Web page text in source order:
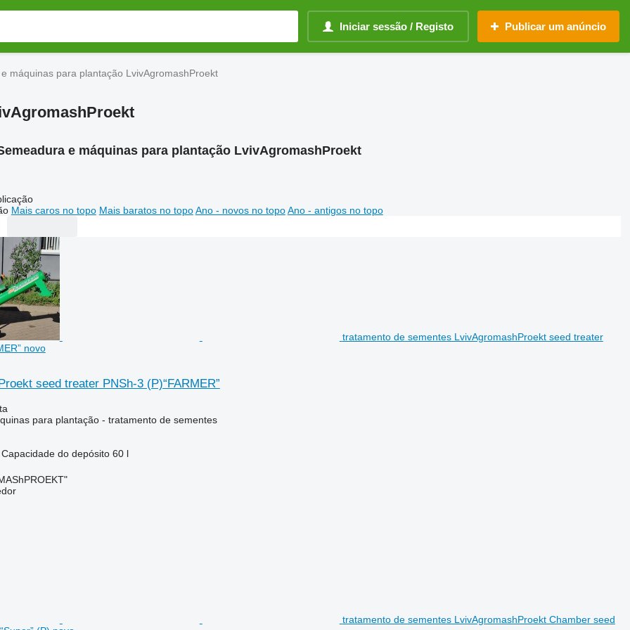
Iniciar sessão / Registo Publicar um anúncio
máquinas para plantação LvivAgromashProekt
e máquinas para plantação LvivAgromashProekt
Mais caros no topo Mais baratos no topo Ano - novos no topo Ano - antigos no topo
tratamento de sementes LvivAgromashProekt seed treater
novo
seed treater PNSh-3 (P)“FARMER”
para plantação - tratamento de sementes
Capacidade do depósito 60 l
tratamento de sementes LvivAgromashProekt Chamber seed